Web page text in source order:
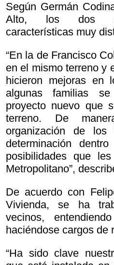
Según Germán
Alto, los dos
características muy
“En la de Francisco
en el mismo terreno y
hicieron mejoras en
algunas familias
proyecto nuevo que
terreno. De
organización de
determinación
posibilidades que
Metropolitano”,
De acuerdo con
Vivienda, se ha
vecinos,
haciéndose cargos de
“Ha sido clave